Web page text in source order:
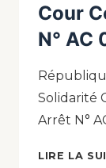
Cour
N° AC
Solidarité
Arrêt N°
LIRE LA